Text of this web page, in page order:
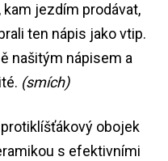
jezdím prodávat,
ten nápis jako vtip.
našitým nápisem a
(smích)
obojek
s efektivními